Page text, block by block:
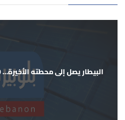
البيطار يصل إلى محطته الأخيرة… 70 متهماً في ملف المرفأ